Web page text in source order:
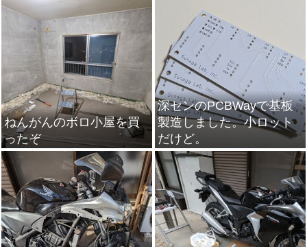
ねんがんのボロ小屋を買
ったぞ
深センのPCBWayで基板
製造しました。小ロット
だけど。